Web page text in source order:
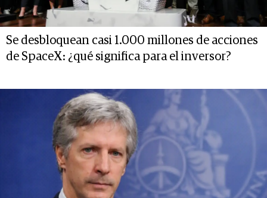
Se desbloquean casi 1.000 millones de acciones
de SpaceX: ¿qué significa para el inversor?